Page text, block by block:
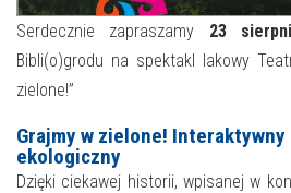
WYDARZYŁO SIĘ
STREFA KOLORU
FORMY STAŁE
NASZE FILIE
WYDARZENIA KULTURALNE
Serdecznie zapraszamy 23
Bibli(o)grodu na spektakl lakowy
zielone!”
Grajmy w zielone!
ekologiczny
Dzięki ciekawej historii, wpisanej w